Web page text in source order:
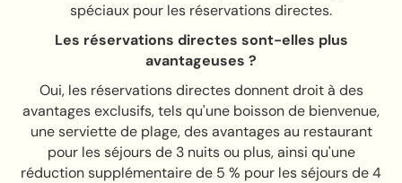
spéciaux pour les réservations directes.
Les réservations directes sont-elles plus
avantageuses ?
Oui, les réservations directes donnent droit à des
avantages exclusifs, tels qu'une boisson de bienvenue,
une serviette de plage, des avantages au restaurant
pour les séjours de 3 nuits ou plus, ainsi qu'une
réduction supplémentaire de 5 % pour les séjours de 4